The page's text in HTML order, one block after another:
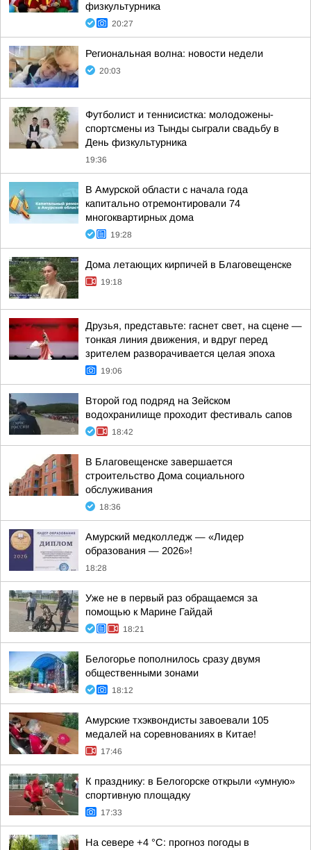
физкультурника
20:27
Региональная волна: новости недели
20:03
Футболист и теннисистка: молодожены-
спортсмены из Тынды сыграли свадьбу в
День физкультурника
19:36
В Амурской области с начала года
капитально отремонтировали 74
многоквартирных дома
19:28
Дома летающих кирпичей в Благовещенске
19:18
Друзья, представьте: гаснет свет, на сцене —
тонкая линия движения, и вдруг перед
зрителем разворачивается целая эпоха
19:06
Второй год подряд на Зейском
водохранилище проходит фестиваль сапов
18:42
В Благовещенске завершается
строительство Дома социального
обслуживания
18:36
Амурский медколледж — «Лидер
образования — 2026»!
18:28
Уже не в первый раз обращаемся за
помощью к Марине Гайдай
18:21
Белогорье пополнилось сразу двумя
общественными зонами
18:12
Амурские тхэквондисты завоевали 105
медалей на соревнованиях в Китае!
17:46
К празднику: в Белогорске открыли «умную»
спортивную площадку
17:33
На севере +4 °С: прогноз погоды в